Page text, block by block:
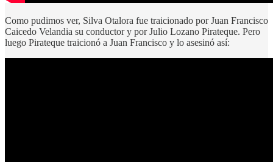
Como pudimos ver, Silva Otalora fue traicionado por Juan Francisco
Caicedo Velandia su conductor y por Julio Lozano Pirateque. Pero
luego Pirateque traicionó a Juan Francisco y lo asesinó así: